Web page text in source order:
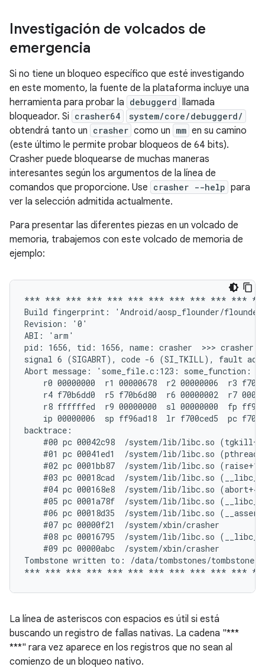
Investigación de volcados de
emergencia
Si no tiene un bloqueo específico que esté investigando
en este momento, la fuente de la plataforma incluye una
herramienta para probar la debuggerd llamada
bloqueador. Si crasher64 system/core/debuggerd/
obtendrá tanto un crasher como un mm en su camino
(este último le permite probar bloqueos de 64 bits).
Crasher puede bloquearse de muchas maneras
interesantes según los argumentos de la línea de
comandos que proporcione. Use crasher --help para
ver la selección admitida actualmente.
Para presentar las diferentes piezas en un volcado de
memoria, trabajemos con este volcado de memoria de
ejemplo:
*** *** *** *** *** *** *** *** *** *** ***
Build fingerprint: 'Android/aosp_flounder/
Revision: '0'
ABI: 'arm'
pid: 1656, tid: 1656, name: crasher  >>> crasher
signal 6 (SIGABRT), code -6 (SI_TKILL), fault
Abort message: 'some_file.c:123:
r0 00000000  r1 00000678  r2 00000006  r3
r4 f70b6dd0  r5 f70b6d80  r6 00000002  r7
r8 ffffffed  r9 00000000  sl 00000000  fp
ip 00000006  sp ff96ad18  lr f700ced5  pc
backtrace:
#00 pc 00042c98  /system/lib/libc.so
#01 pc 00041ed1  /system/lib/libc.so
#02 pc 0001bb87  /system/lib/libc.so
#03 pc 00018cad  /system/lib/libc.so
    #04 pc 000168e8  /system/lib/libc.so (abort+4)
#05 pc 0001a78f  /system/lib/libc.so
#06 pc 00018d35  /system/lib/libc.so
    #07 pc 00000f21  /system/xbin/crasher
#08 pc 00016795  /system/lib/libc.so
    #09 pc 00000abc  /system/xbin/crasher
Tombstone written to: /data/tombstones/
La línea de asteriscos con espacios es útil si está
buscando un registro de fallas nativas. La cadena "***
***" rara vez aparece en los registros que no sean al
comienzo de un bloqueo nativo.